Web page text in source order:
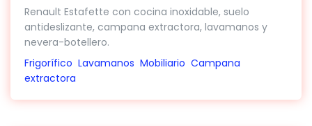
Renault Estafette con cocina inoxidable, suelo
antideslizante, campana extractora, lavamanos y
nevera-botellero.
Frigorífico Lavamanos Mobiliario Campana
extractora